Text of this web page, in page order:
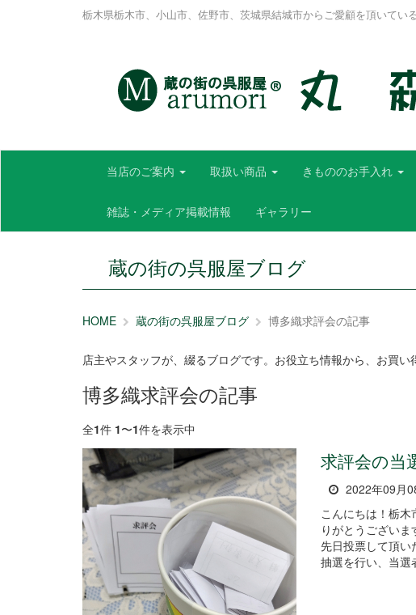
栃木県栃木市、小山市、佐野市、茨城県結城市からご愛顧を頂いてい
当店のご案内 取扱い商品 きもののお手入れ
雑誌・メディア掲載情報 ギャラリー
蔵の街の呉服屋ブログ
HOME 蔵の街の呉服屋ブログ 博多織求評会の記事
店主やスタッフが、綴るブログです。お役立ち情報から、お買
博多織求評会の記事
全1件 1〜1件を表示中
求評会の当
2022年09月
こんにちは！栃
りがとうござい
先日投票して頂い
抽選を行い、当選